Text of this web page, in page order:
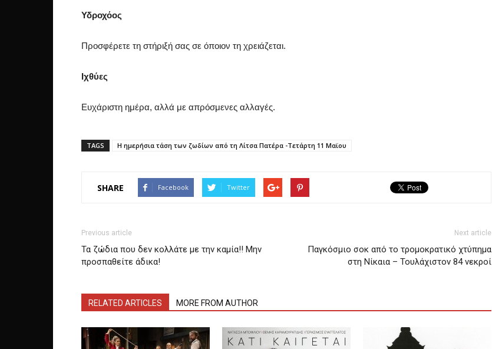
Υδροχόος
Προσφέρετε τη στήριξή σας σε όποιον τη χρειάζεται.
Ιχθύες
Ευχάριστη ημέρα, αλλά με απρόσμενες αλλαγές.
TAGS H ημερήσια τάση των ζωδίων από τη Λίτσα Πατέρα -Τετάρτη 11 Μαϊου
SHARE Facebook Twitter
Previous article
Τα ζώδια που δεν κολλάτε με την καμία!! Μην
προσπαθείτε άδικα!
Next article
Παγκόσμιο σοκ από το τρομοκρατικό χτύπημα
στη Νίκαια – Τουλάχιστον 84 νεκροί
RELATED ARTICLES MORE FROM AUTHOR